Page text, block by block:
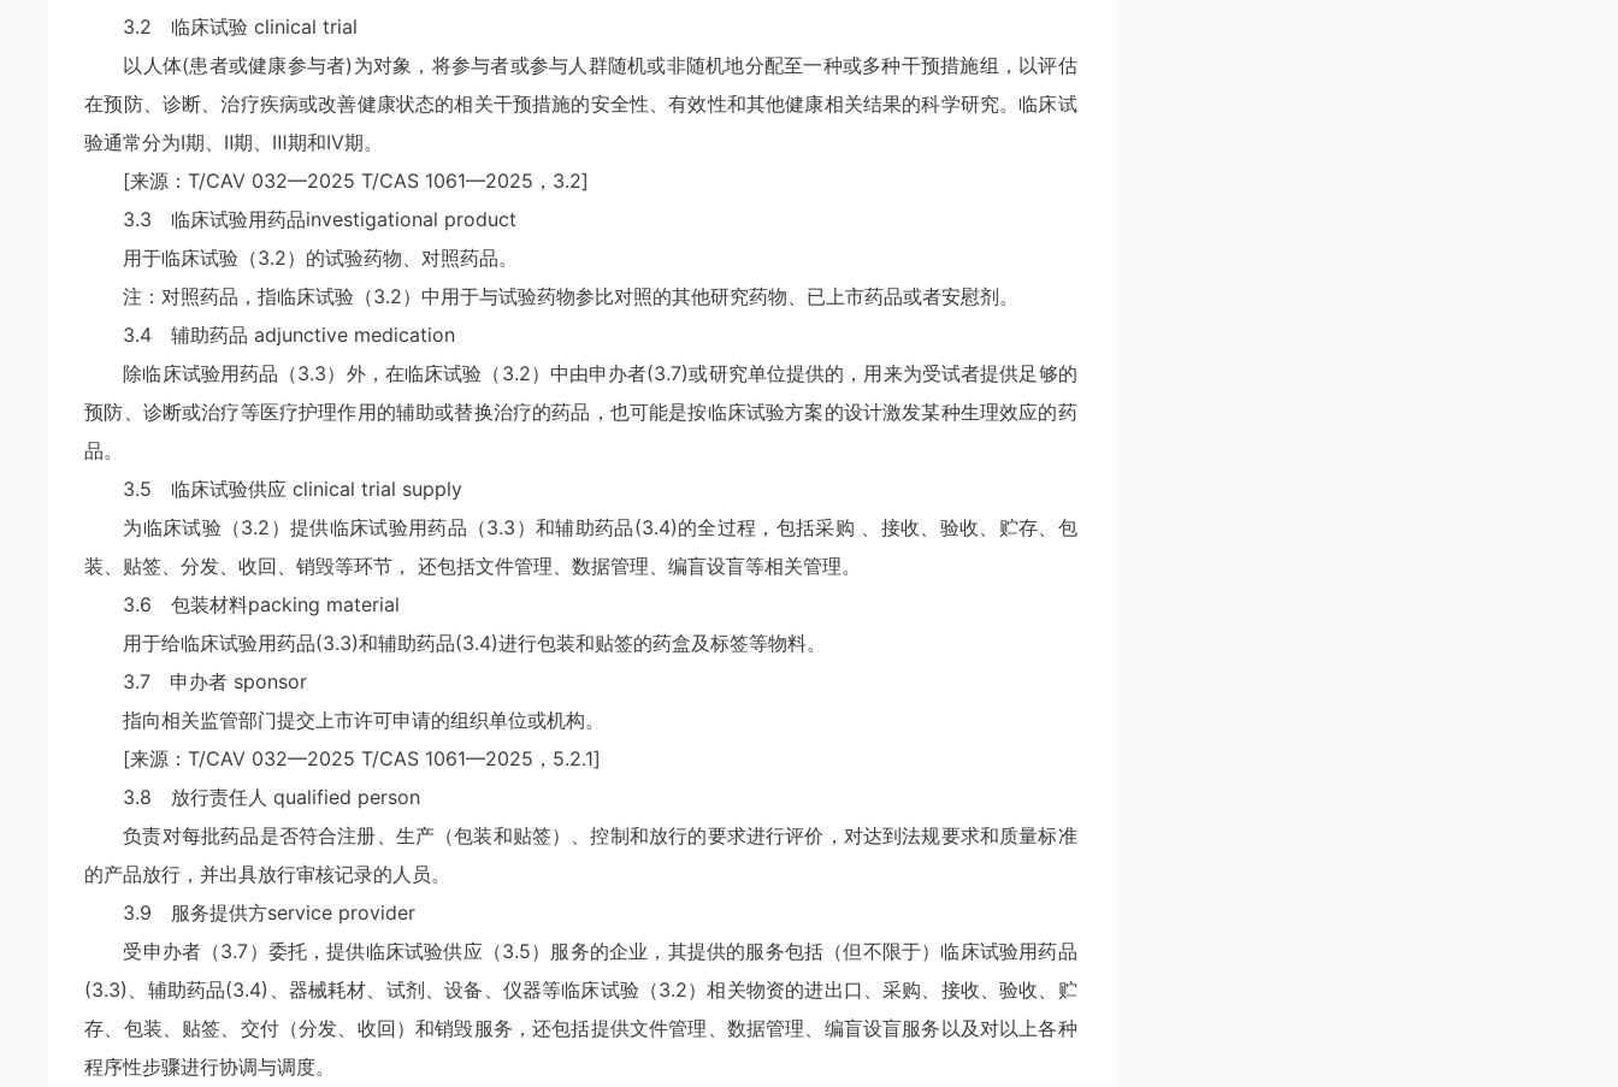
3.2 临床试验 clinical trial
以人体(患者或健康参与者)为对象，将参与者或参与人群随机或非随机地分配至一种或多种干预措施组，以评估
在预防、诊断、治疗疾病或改善健康状态的相关干预措施的安全性、有效性和其他健康相关结果的科学研究。临床试
验通常分为I期、Ⅱ期、Ⅲ期和IV期。
[来源：T/CAV 032—2025 T/CAS 1061—2025，3.2]
3.3 临床试验用药品investigational product
用于临床试验（3.2）的试验药物、对照药品。
注：对照药品，指临床试验（3.2）中用于与试验药物参比对照的其他研究药物、已上市药品或者安慰剂。
3.4 辅助药品 adjunctive medication
除临床试验用药品（3.3）外，在临床试验（3.2）中由申办者(3.7)或研究单位提供的，用来为受试者提供足够的
预防、诊断或治疗等医疗护理作用的辅助或替换治疗的药品，也可能是按临床试验方案的设计激发某种生理效应的药
品。
3.5 临床试验供应 clinical trial supply
为临床试验（3.2）提供临床试验用药品（3.3）和辅助药品(3.4)的全过程，包括采购 、接收、验收、贮存、包
装、贴签、分发、收回、销毁等环节， 还包括文件管理、数据管理、编盲设盲等相关管理。
3.6 包装材料packing material
用于给临床试验用药品(3.3)和辅助药品(3.4)进行包装和贴签的药盒及标签等物料。
3.7 申办者 sponsor
指向相关监管部门提交上市许可申请的组织单位或机构。
[来源：T/CAV 032—2025 T/CAS 1061—2025，5.2.1]
3.8 放行责任人 qualified person
负责对每批药品是否符合注册、生产（包装和贴签）、控制和放行的要求进行评价，对达到法规要求和质量标准
的产品放行，并出具放行审核记录的人员。
3.9 服务提供方service provider
受申办者（3.7）委托，提供临床试验供应（3.5）服务的企业，其提供的服务包括（但不限于）临床试验用药品
(3.3)、辅助药品(3.4)、器械耗材、试剂、设备、仪器等临床试验（3.2）相关物资的进出口、采购、接收、验收、贮
存、包装、贴签、交付（分发、收回）和销毁服务，还包括提供文件管理、数据管理、编盲设盲服务以及对以上各种
程序性步骤进行协调与调度。